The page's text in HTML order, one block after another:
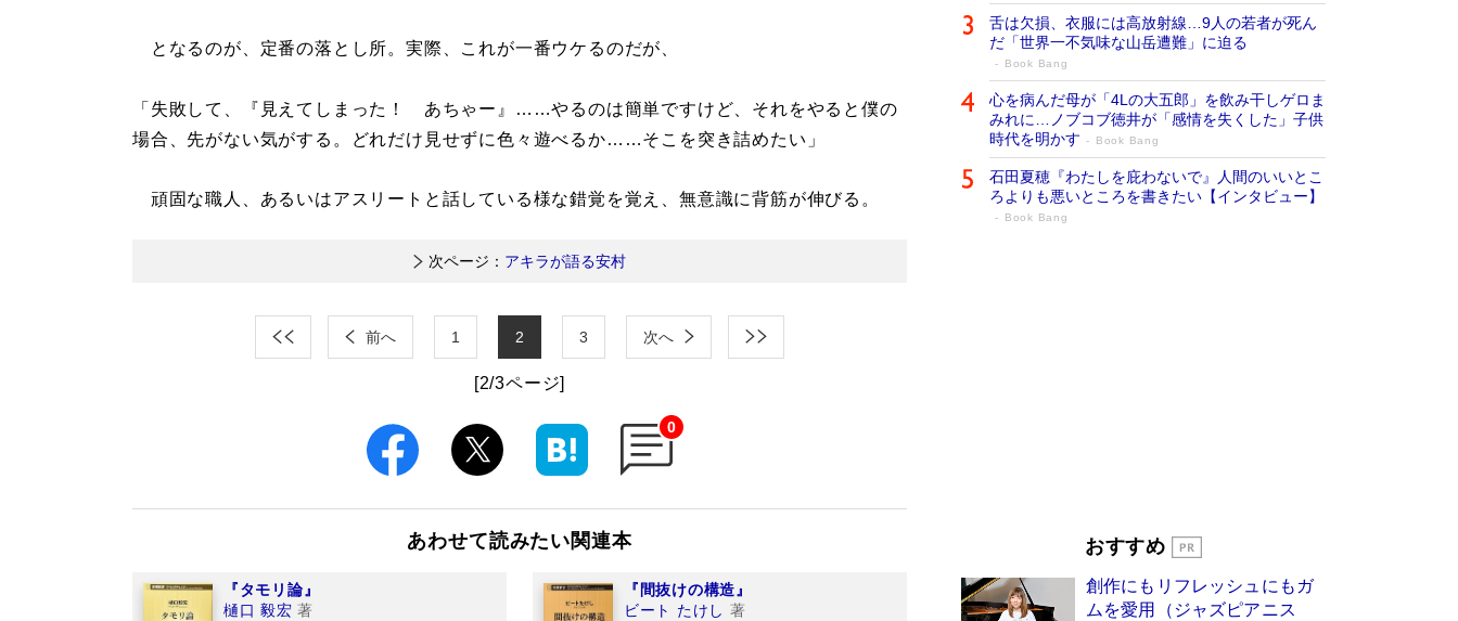
となるのが、定番の落とし所。実際、これが一番ウケるのだが、
「失敗して、『見えてしまった！ あちゃー』……やるのは簡単ですけど、それをやると僕の
場合、先がない気がする。どれだけ見せずに色々遊べるか……そこを突き詰めたい」
頑固な職人、あるいはアスリートと話している様な錯覚を覚え、無意識に背筋が伸びる。
次ページ： アキラが語る安村
前へ 1 2 3 次へ
[2/3ページ]
0
あわせて読みたい関連本
『タモリ論』
樋口 毅宏 著
『間抜けの構造』
ビート たけし 著
舌は欠損、衣服には高放射線…9人の若者が死ん
だ「世界一不気味な山岳遭難」に迫る
Book Bang
心を病んだ母が「4Lの大五郎」を飲み干しゲロま
みれに…ノブコブ徳井が「感情を失くした」子供
時代を明かす
Book Bang
石田夏穂『わたしを庇わないで』人間のいいとこ
ろよりも悪いところを書きたい【インタビュー】
Book Bang
「『火垂るの墓』は、大嘘である」原作者が抱き
続けた“自責の念”とは…「自己憐憫は描きたくな
い」監督が徹底的にこだわったこと（後編） #
戦争の記憶
Book Bang
おすすめ
創作にもリフレッシュにもガ
ムを愛用（ジャズピアニス